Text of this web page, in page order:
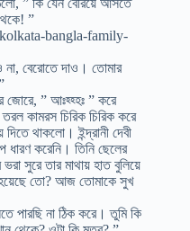
” কি যেন বেরিয়ে আসতে
”
bangla-family-
বেরোতে দাও। তোমার
জোরে, ” আঃহ্হ্হঃ ” করে
কামরস চিরিক চিরিক করে
দিতে থাকলো। ইন্দ্রানী দেবী
ধারণ করেনি। তিনি ছেলের
সুরে তার মাথায় হাত বুলিয়ে
হয়েছে তো? আজ তোমাকে সুখ
পারছি না ঠিক করে। তুমি কি